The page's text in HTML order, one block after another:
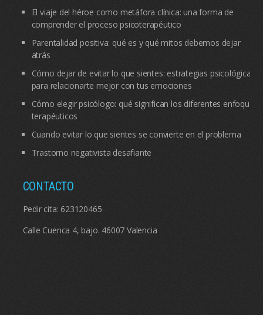
El viaje del héroe como metáfora clínica: una forma de
comprender el proceso psicoterapéutico
Parentalidad positiva: qué es y qué mitos debemos dejar
atrás
Cómo dejar de evitar lo que sientes: estrategias psicológicas
para relacionarte mejor con tus emociones
Cómo elegir psicólogo: qué significan los diferentes enfoques
terapéuticos
Cuando evitar lo que sientes se convierte en el problema
Trastorno negativista desafiante
CONTACTO
Pedir cita: 623120465
Calle Cuenca 4, bajo. 46007 Valencia